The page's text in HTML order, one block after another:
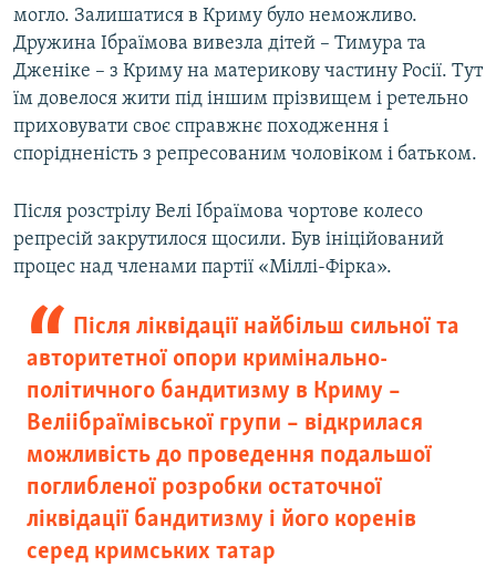
могло. Залишатися в Криму було неможливо.
Дружина Ібраїмова вивезла дітей – Тимура та
Дженіке – з Криму на материкову частину Росії. Тут
їм довелося жити під іншим прізвищем і ретельно
приховувати своє справжнє походження і
спорідненість з репресованим чоловіком і батьком.
Після розстрілу Велі Ібраїмова чортове колесо
репресій закрутилося щосили. Був ініційований
процес над членами партії «Міллі-Фірка».
Після ліквідації найбільш сильної та
авторитетної опори кримінально-
політичного бандитизму в Криму –
Веліібраїмівської групи – відкрилася
можливість до проведення подальшої
поглибленої розробки остаточної
ліквідації бандитизму і його коренів
серед кримських татар